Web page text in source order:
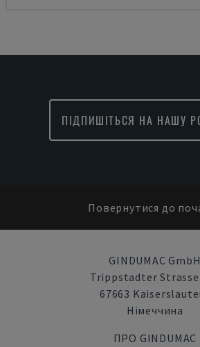
ПІДПИШІТЬСЯ НА НАШУ
Повернутися до
GINDUMAC GmbH
Trippstadter Strasse
67663
Німеччина
ПРО GINDUMAC